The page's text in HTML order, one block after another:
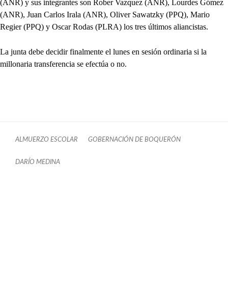
(ANR) y sus integrantes son Rober Vazquez (ANR), Lourdes Gómez
(ANR), Juan Carlos Irala (ANR), Oliver Sawatzky (PPQ), Mario
Regier (PPQ) y Oscar Rodas (PLRA) los tres últimos aliancistas.
La junta debe decidir finalmente el lunes en sesión ordinaria si la
millonaria transferencia se efectúa o no.
ALMUERZO ESCOLAR GOBERNACIÓN DE BOQUERÓN
DARÍO MEDINA